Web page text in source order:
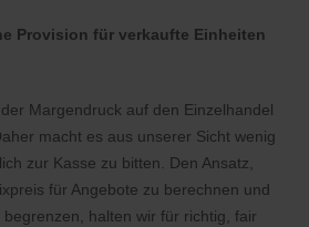
Provision für verkaufte Einheiten
Margendruck auf den Einzelhandel
macht es aus unserer Sicht wenig
zur Kasse zu bitten. Den Ansatz,
für Angebote zu berechnen und
halten wir für richtig, fair